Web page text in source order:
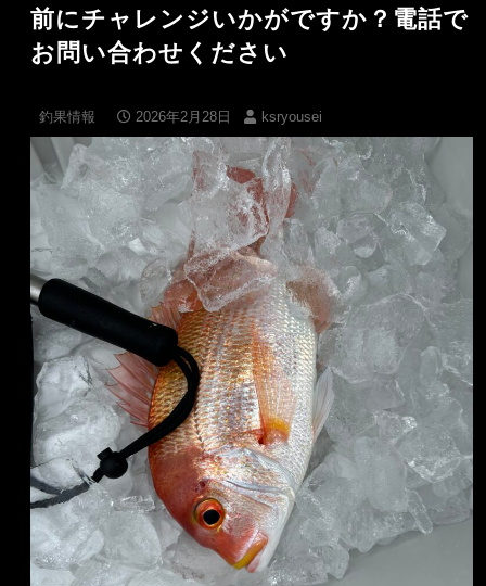
前にチャレンジいかがですか？電話で
お問い合わせください
釣果情報 2026年2月28日 ksryousei